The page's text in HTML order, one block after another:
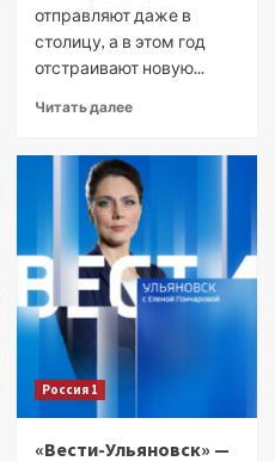
отправляют даже в
столицу, а в этом год
отстраивают новую...
Читать далее
Россия 1
«Вести-Ульяновск» —